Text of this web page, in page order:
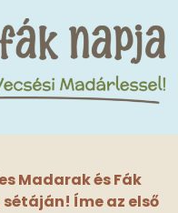
Madarak és Fák
Íme az első